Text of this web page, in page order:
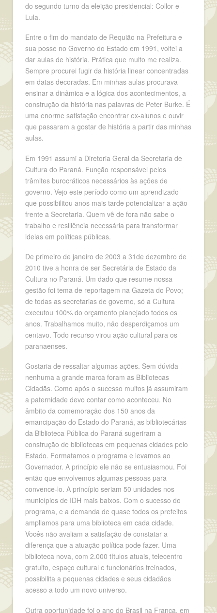
do segundo turno da eleição presidencial: Collor e
Lula.
Entre o fim do mandato de Requião na Prefeitura e
sua posse no Governo do Estado em 1991, voltei a
dar aulas de história. Prática que muito me realiza.
Sempre procurei fugir da história linear concentradas
em datas decoradas. Em minhas aulas procurava
ensinar a dinâmica e a lógica dos acontecimentos, a
construção da história nas palavras de Peter Burke. É
uma enorme satisfação encontrar ex-alunos e ouvir
que passaram a gostar de história a partir das minhas
aulas.
Em 1991 assumi a Diretoria Geral da Secretaria de
Cultura do Paraná. Função responsável pelos
trâmites burocráticos necessários às ações de
governo. Vejo este período como um aprendizado
que possibilitou anos mais tarde potencializar a ação
frente a Secretaria. Quem vê de fora não sabe o
trabalho e resiliência necessária para transformar
ideias em políticas públicas.
De primeiro de janeiro de 2003 a 31de dezembro de
2010 tive a honra de ser Secretária de Estado da
Cultura no Paraná. Um dado que resume nossa
gestão foi tema de reportagem na Gazeta do Povo;
de todas as secretarias de governo, só a Cultura
executou 100% do orçamento planejado todos os
anos. Trabalhamos muito, não desperdiçamos um
centavo. Todo recurso virou ação cultural para os
paranaenses.
Gostaria de ressaltar algumas ações. Sem dúvida
nenhuma a grande marca foram as Bibliotecas
Cidadãs. Como após o sucesso muitos já assumiram
a paternidade devo contar como aconteceu. No
âmbito da comemoração dos 150 anos da
emancipação do Estado do Paraná, as bibliotecárias
da Biblioteca Pública do Paraná sugeriram a
construção de bibliotecas em pequenas cidades pelo
Estado. Formatamos o programa e levamos ao
Governador. A princípio ele não se entusiasmou. Foi
então que envolvemos algumas pessoas para
convence-lo. A princípio seriam 50 unidades nos
municípios de IDH mais baixos. Com o sucesso do
programa, e a demanda de quase todos os prefeitos
ampliamos para uma biblioteca em cada cidade.
Vocês não avaliam a satisfação de constatar a
diferença que a atuação política pode fazer. Uma
biblioteca nova, com 2.000 títulos atuais, telecentro
gratuito, espaço cultural e funcionários treinados,
possibilita a pequenas cidades e seus cidadãos
acesso a todo um novo universo.
Outra oportunidade foi o ano do Brasil na França, em